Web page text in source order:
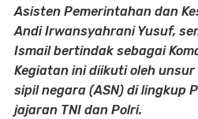
Asisten Pemerintahan dan
Andi Irwansyahrani Yusuf,
Ismail bertindak sebagai
Kegiatan ini diikuti oleh
sipil negara (ASN) di lingkup
jajaran TNI dan Polri.